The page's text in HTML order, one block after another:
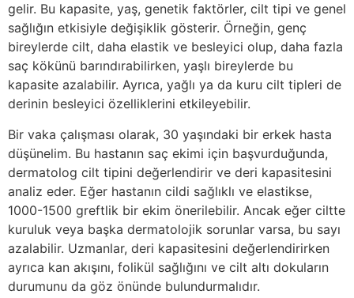
gelir. Bu kapasite, yaş, genetik faktörler, cilt tipi ve genel
sağlığın etkisiyle değişiklik gösterir. Örneğin, genç
bireylerde cilt, daha elastik ve besleyici olup, daha fazla
saç kökünü barındırabilirken, yaşlı bireylerde bu
kapasite azalabilir. Ayrıca, yağlı ya da kuru cilt tipleri de
derinin besleyici özelliklerini etkileyebilir.
Bir vaka çalışması olarak, 30 yaşındaki bir erkek hasta
düşünelim. Bu hastanın saç ekimi için başvurduğunda,
dermatolog cilt tipini değerlendirir ve deri kapasitesini
analiz eder. Eğer hastanın cildi sağlıklı ve elastikse,
1000-1500 greftlik bir ekim önerilebilir. Ancak eğer ciltte
kuruluk veya başka dermatolojik sorunlar varsa, bu sayı
azalabilir. Uzmanlar, deri kapasitesini değerlendirirken
ayrıca kan akışını, folikül sağlığını ve cilt altı dokuların
durumunu da göz önünde bulundurmalıdır.